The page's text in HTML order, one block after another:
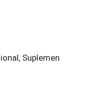
Suplemen